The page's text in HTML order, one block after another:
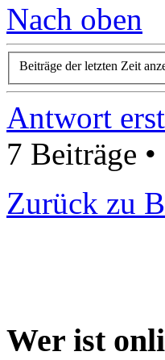
Nach oben
Beiträge der letzten Zeit
Antwort
7 Beiträge •
Zurück zu
Wer ist